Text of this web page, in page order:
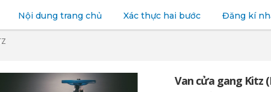
Nội dung trang chủ Xác thực hai bước Đăng kí
Van cửa gang Kitz